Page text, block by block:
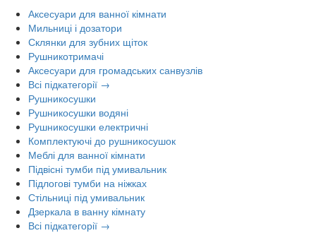
Аксесуари для ванної кімнати
Мильниці і дозатори
Склянки для зубних щіток
Рушникотримачі
Аксесуари для громадських санвузлів
Всі підкатегорії →
Рушникосушки
Рушникосушки водяні
Рушникосушки електричні
Комплектуючі до рушникосушок
Меблі для ванної кімнати
Підвісні тумби під умивальник
Підлогові тумби на ніжках
Стільниці під умивальник
Дзеркала в ванну кімнату
Всі підкатегорії →